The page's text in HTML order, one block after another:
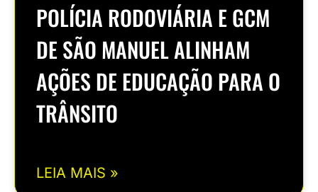
POLÍCIA RODOVIÁRIA E GCM
DE SÃO MANUEL ALINHAM
AÇÕES DE EDUCAÇÃO PARA O
TRÂNSITO
LEIA MAIS »